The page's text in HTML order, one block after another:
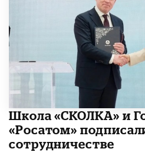
Школа «СКОЛКА» и
«Росатом»
сотрудничестве